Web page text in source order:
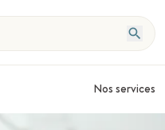
Nos services